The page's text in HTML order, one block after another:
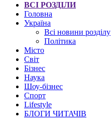
ВСІ РОЗДІЛИ
Головна
Україна
Всі новини розділу
Політика
Місто
Світ
Бізнес
Наука
Шоу-бізнес
Спорт
Lifestyle
БЛОГИ ЧИТАЧІВ